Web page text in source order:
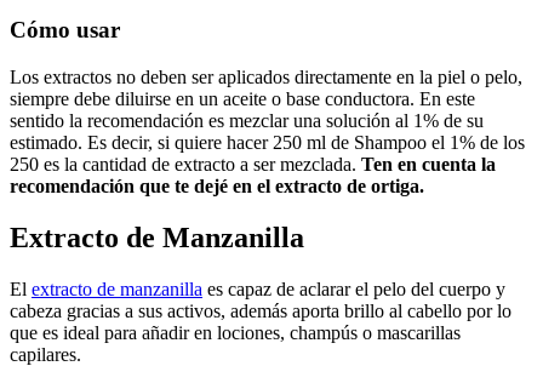
Cómo usar
Los extractos no deben ser aplicados directamente en la piel o pelo,
siempre debe diluirse en un aceite o base conductora. En este
sentido la recomendación es mezclar una solución al 1% de su
estimado. Es decir, si quiere hacer 250 ml de Shampoo el 1% de los
250 es la cantidad de extracto a ser mezclada. Ten en cuenta la
recomendación que te dejé en el extracto de ortiga.
Extracto de Manzanilla
El extracto de manzanilla es capaz de aclarar el pelo del cuerpo y
cabeza gracias a sus activos, además aporta brillo al cabello por lo
que es ideal para añadir en lociones, champús o mascarillas
capilares.